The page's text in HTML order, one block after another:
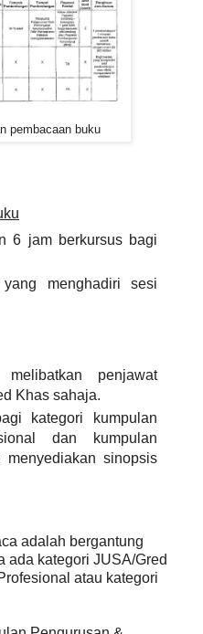
pembacaan buku
6 jam berkursus bagi
menghadiri sesi
melibatkan penjawat
Khas sahaja.
kategori kumpulan
dan kumpulan
sinopsis
adalah bergantung
ada kategori JUSA/Gred
atau kategori